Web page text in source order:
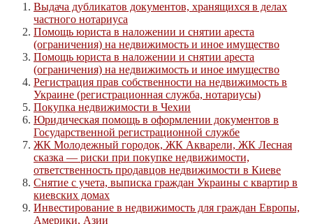
Выдача дубликатов документов, хранящихся в делах
частного нотариуса
Помощь юриста в наложении и снятии ареста
(ограничения) на недвижимость и иное имущество
Помощь юриста в наложении и снятии ареста
(ограничения) на недвижимость и иное имущество
Регистрация прав собственности на недвижимость в
Украине (регистрационная служба, нотариусы)
Покупка недвижимости в Чехии
Юридическая помощь в оформлении документов в
Государственной регистрационной службе
ЖК Молодежный городок, ЖК Акварели, ЖК Лесная
сказка — риски при покупке недвижимости,
ответственность продавцов недвижимости в Киеве
Снятие с учета, выписка граждан Украины с квартир в
киевских домах
Инвестирование в недвижимость для граждан Европы,
Америки, Азии